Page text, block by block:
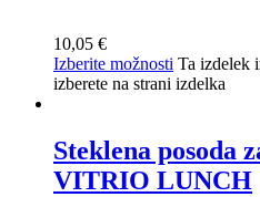
10,05 €
Izberite možnosti Ta izdelek
izberete na strani izdelka
Steklena posoda
VITRIO LUNCH